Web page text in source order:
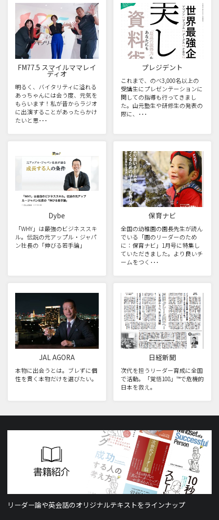
FM77.5 スマイルママレイ
ディオ
明るく、バイタリティに溢れる
あっちゃんには会う度、元気を
もらいます！私が昔からラジオ
に出演することがあったらかけ
たいと思･･･
プレジデント
これまで、のべ3,000名以上の
受講生にプレゼンテーションに
関しての指導も行ってきまし
た。山元塾生や研修生の発表の
際に、･･･
Dybe
「WHY」は最強のビジネススキ
ル。伝説の元アップル・ジャパ
ン社長の「伸びる若手論」
保育ナビ
全国の幼稚園の園長先生が読ん
でいる「園のリーダーのため
に：保育ナビ」1月号に特集し
ていただきました。より良いチ
ームをつく･･･
JAL AGORA
本物に出会うとは。ブレずに個
性を貫く本物だけを選びたい。
日経新聞
次代を担うリーダー育成に全国
で活動。「覚悟108」™で危機的
日本を救え。
リーダー論や英会話のオリジナルテキストをラインナップ